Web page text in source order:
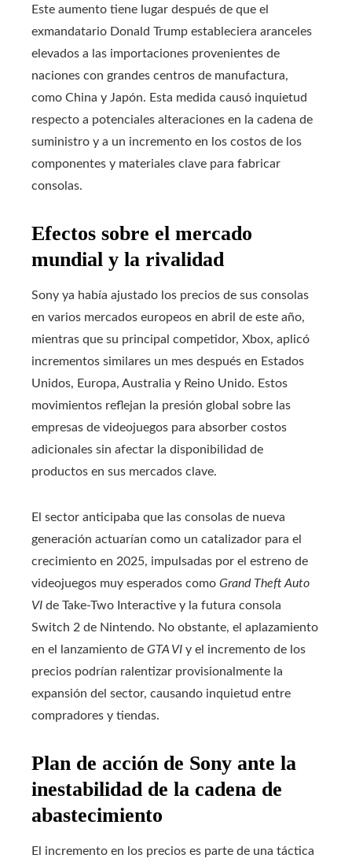
Este aumento tiene lugar después de que el
exmandatario Donald Trump estableciera aranceles
elevados a las importaciones provenientes de
naciones con grandes centros de manufactura,
como China y Japón. Esta medida causó inquietud
respecto a potenciales alteraciones en la cadena de
suministro y a un incremento en los costos de los
componentes y materiales clave para fabricar
consolas.
Efectos sobre el mercado
mundial y la rivalidad
Sony ya había ajustado los precios de sus consolas
en varios mercados europeos en abril de este año,
mientras que su principal competidor, Xbox, aplicó
incrementos similares un mes después en Estados
Unidos, Europa, Australia y Reino Unido. Estos
movimientos reflejan la presión global sobre las
empresas de videojuegos para absorber costos
adicionales sin afectar la disponibilidad de
productos en sus mercados clave.
El sector anticipaba que las consolas de nueva
generación actuarían como un catalizador para el
crecimiento en 2025, impulsadas por el estreno de
videojuegos muy esperados como Grand Theft Auto
VI de Take-Two Interactive y la futura consola
Switch 2 de Nintendo. No obstante, el aplazamiento
en el lanzamiento de GTA VI y el incremento de los
precios podrían ralentizar provisionalmente la
expansión del sector, causando inquietud entre
compradores y tiendas.
Plan de acción de Sony ante la
inestabilidad de la cadena de
abastecimiento
El incremento en los precios es parte de una táctica